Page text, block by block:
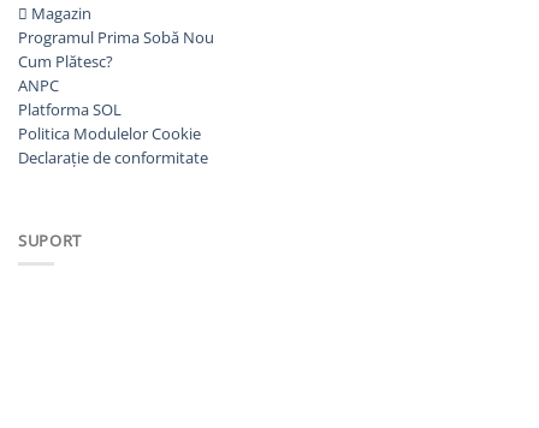
Magazin
Programul Prima Sobă
Cum Plătesc?
ANPC
Platforma SOL
Politica Modulelor Cookie
Declarație de conformitate
SUPORT